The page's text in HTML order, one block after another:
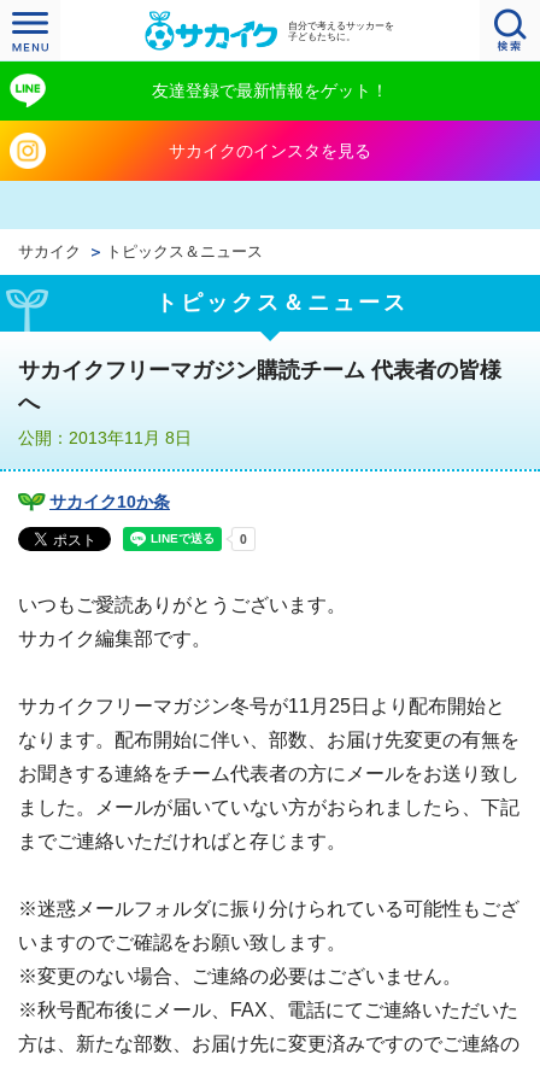
自分で考えるサッカーを
子どもたちに。
友達登録で最新情報をゲット！
サカイクのインスタを見る
サカイク トピックス＆ニュース
トピックス＆ニュース
サカイクフリーマガジン購読チーム 代表者の皆様
へ
公開：2013年11月 8日
サカイク10か条
いつもご愛読ありがとうございます。
サカイク編集部です。
サカイクフリーマガジン冬号が11月25日より配布開始と
なります。配布開始に伴い、部数、お届け先変更の有無を
お聞きする連絡をチーム代表者の方にメールをお送り致し
ました。メールが届いていない方がおられましたら、下記
までご連絡いただければと存じます。
※迷惑メールフォルダに振り分けられている可能性もござ
いますのでご確認をお願い致します。
※変更のない場合、ご連絡の必要はございません。
※秋号配布後にメール、FAX、電話にてご連絡いただいた
方は、新たな部数、お届け先に変更済みですのでご連絡の